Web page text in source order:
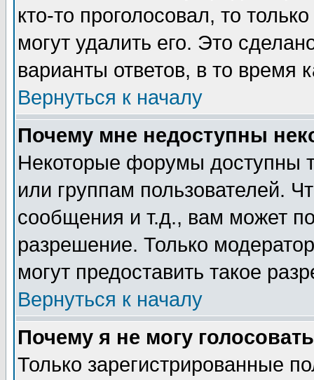
кто-то проголосовал, то
могут удалить его. Это
варианты ответов, в то время
Вернуться к началу
Почему мне недоступны
Некоторые форумы доступны
или группам пользователей.
сообщения и т.д., вам может
разрешение. Только
могут предоставить такое
Вернуться к началу
Почему я не могу
Только зарегистрированные